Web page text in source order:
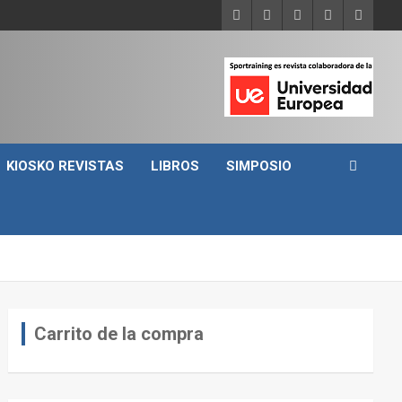
KIOSKO REVISTAS LIBROS SIMPOSIO
Carrito de la compra